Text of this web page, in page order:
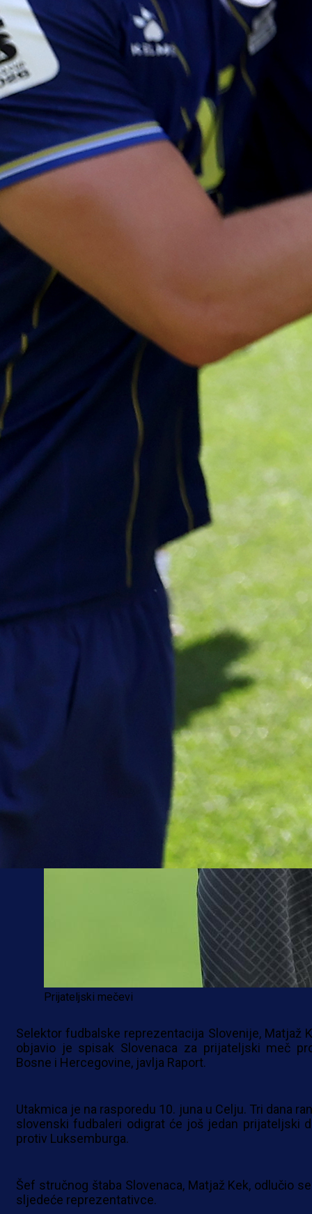
Prijateljski mečevi
Selektor fudbalske reprezentacija Slovenije, Matjaž
objavio je spisak Slovenaca za prijateljski meč
Bosne i Hercegovine, javlja Raport.
Utakmica je na rasporedu 10. juna u Celju. Tri dana
slovenski fudbaleri odigrat će još jedan prijateljski
protiv Luksemburga.
Šef stručnog štaba Slovenaca, Matjaž Kek, odlučio
sljedeće reprezentativce.